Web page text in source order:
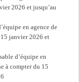
2026 et jusqu’au
en agence de
janvier 2026 et
d’équipe en
à compter du 15